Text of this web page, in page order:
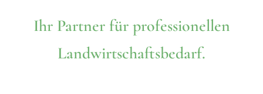
Ihr Partner für professionellen
Landwirtschaftsbedarf.